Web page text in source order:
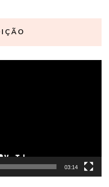
03:14